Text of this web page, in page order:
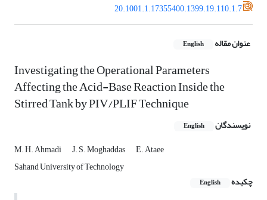
20.1001.1.17355400.1399.19.110.1.7
عنوان مقاله English
Investigating the Operational Parameters
Affecting the Acid-Base Reaction Inside the
Stirred Tank by PIV/PLIF Technique
نویسندگان English
M. H. Ahmadi J. S. Moghaddas
E. Ataee
Sahand University of Technology
چکیده
English